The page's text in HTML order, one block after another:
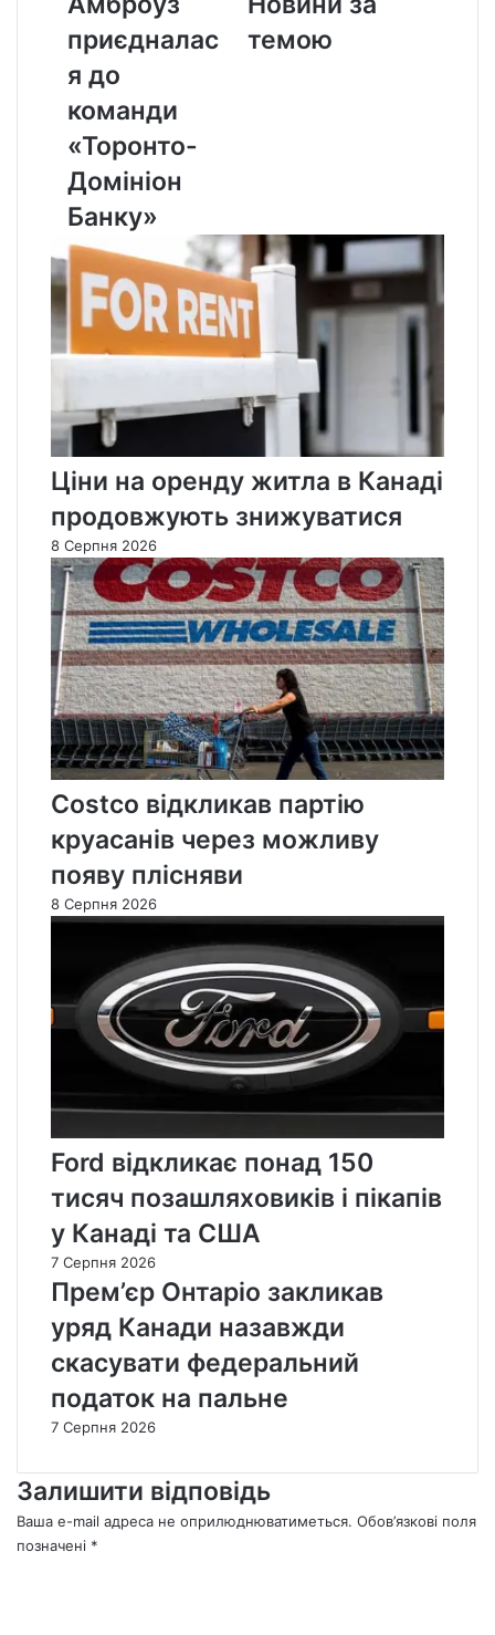
команди
Домініон
Банку»
приєдналас
я до
команди
«Торонто-
Домініон
Банку»
темою
Ціни на оренду житла в Канаді
продовжують знижуватися
8 Серпня 2026
Costco відкликав партію
круасанів через можливу
появу плісняви
8 Серпня 2026
Ford відкликає понад 150
тисяч позашляховиків і пікапів
у Канаді та США
7 Серпня 2026
Прем’єр Онтаріо закликав
уряд Канади назавжди
скасувати федеральний
податок на пальне
7 Серпня 2026
Залишити відповідь
Ваша e-mail адреса не оприлюднюватиметься. Обов’язкові поля
позначені *